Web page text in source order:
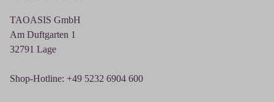
TAOASIS GmbH
Am Duftgarten 1
32791 Lage
Shop-Hotline: +49 5232 6904 600